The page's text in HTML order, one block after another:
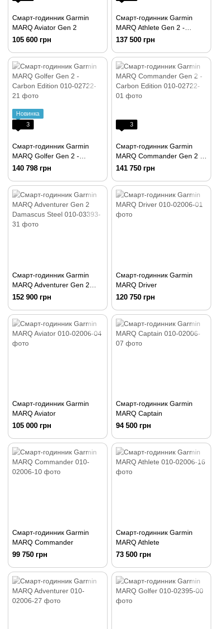
Смарт-годинник Garmin
MARQ Aviator Gen 2
105 600 грн
Смарт-годинник Garmin
MARQ Athlete Gen 2 -
Carbon Edition
137 500 грн
Новинка
3
Смарт-годинник Garmin
MARQ Golfer Gen 2 -
Carbon Edition
140 798 грн
3
Смарт-годинник Garmin
MARQ Commander Gen 2 -
Carbon Edition
141 750 грн
Смарт-годинник Garmin
MARQ Adventurer Gen 2
Damascus Steel
152 900 грн
Смарт-годинник Garmin
MARQ Driver
120 750 грн
Смарт-годинник Garmin
MARQ Aviator
105 000 грн
Смарт-годинник Garmin
MARQ Captain
94 500 грн
Смарт-годинник Garmin
MARQ Commander
99 750 грн
Смарт-годинник Garmin
MARQ Athlete
73 500 грн